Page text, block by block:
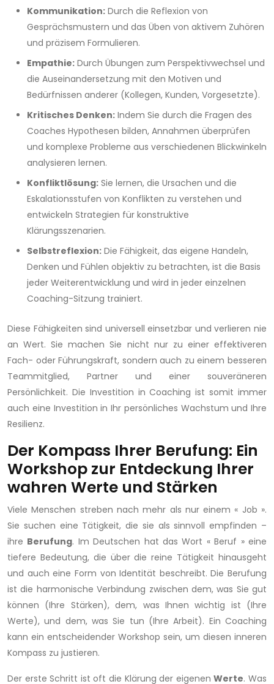
Kommunikation: Durch die Reflexion von
Gesprächsmustern und das Üben von aktivem Zuhören
und präzisem Formulieren.
Empathie: Durch Übungen zum Perspektivwechsel und
die Auseinandersetzung mit den Motiven und
Bedürfnissen anderer (Kollegen, Kunden, Vorgesetzte).
Kritisches Denken: Indem Sie durch die Fragen des
Coaches Hypothesen bilden, Annahmen überprüfen
und komplexe Probleme aus verschiedenen Blickwinkeln
analysieren lernen.
Konfliktlösung: Sie lernen, die Ursachen und die
Eskalationsstufen von Konflikten zu verstehen und
entwickeln Strategien für konstruktive
Klärungsszenarien.
Selbstreflexion: Die Fähigkeit, das eigene Handeln,
Denken und Fühlen objektiv zu betrachten, ist die Basis
jeder Weiterentwicklung und wird in jeder einzelnen
Coaching-Sitzung trainiert.
Diese Fähigkeiten sind universell einsetzbar und verlieren nie
an Wert. Sie machen Sie nicht nur zu einer effektiveren
Fach- oder Führungskraft, sondern auch zu einem besseren
Teammitglied, Partner und einer souveräneren
Persönlichkeit. Die Investition in Coaching ist somit immer
auch eine Investition in Ihr persönliches Wachstum und Ihre
Resilienz.
Der Kompass Ihrer Berufung: Ein
Workshop zur Entdeckung Ihrer
wahren Werte und Stärken
Viele Menschen streben nach mehr als nur einem « Job ».
Sie suchen eine Tätigkeit, die sie als sinnvoll empfinden –
ihre Berufung. Im Deutschen hat das Wort « Beruf » eine
tiefere Bedeutung, die über die reine Tätigkeit hinausgeht
und auch eine Form von Identität beschreibt. Die Berufung
ist die harmonische Verbindung zwischen dem, was Sie gut
können (Ihre Stärken), dem, was Ihnen wichtig ist (Ihre
Werte), und dem, was Sie tun (Ihre Arbeit). Ein Coaching
kann ein entscheidender Workshop sein, um diesen inneren
Kompass zu justieren.
Der erste Schritt ist oft die Klärung der eigenenWerte. Was